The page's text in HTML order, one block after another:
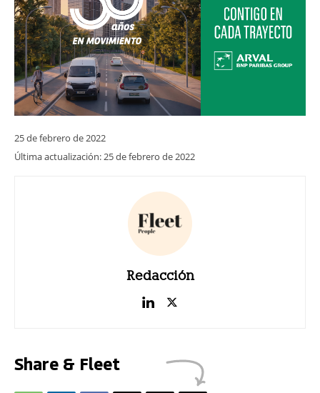
25 de febrero de 2022
Última actualización:25 de febrero de 2022
Redacción
Share & Fleet